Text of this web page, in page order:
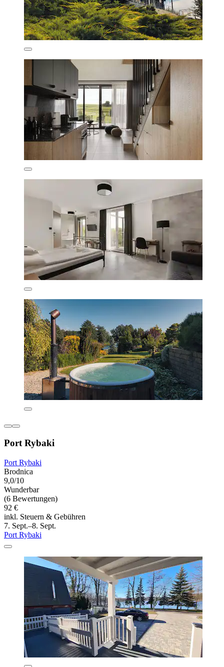
Port Rybaki
Port Rybaki
Brodnica
9,0/10
Wunderbar
(6 Bewertungen)
92 €
inkl. Steuern & Gebühren
7. Sept.–8. Sept.
Port Rybaki